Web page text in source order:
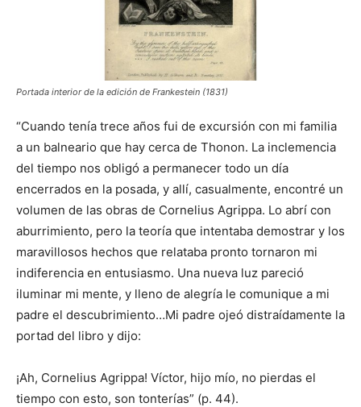
Portada interior de la edición de Frankestein (1831)
“Cuando tenía trece años fui de excursión con mi familia
a un balneario que hay cerca de Thonon. La inclemencia
del tiempo nos obligó a permanecer todo un día
encerrados en la posada, y allí, casualmente, encontré un
volumen de las obras de Cornelius Agrippa. Lo abrí con
aburrimiento, pero la teoría que intentaba demostrar y los
maravillosos hechos que relataba pronto tornaron mi
indiferencia en entusiasmo. Una nueva luz pareció
iluminar mi mente, y lleno de alegría le comunique a mi
padre el descubrimiento…Mi padre ojeó distraídamente la
portad del libro y dijo:
¡Ah, Cornelius Agrippa! Víctor, hijo mío, no pierdas el
tiempo con esto, son tonterías” (p. 44).